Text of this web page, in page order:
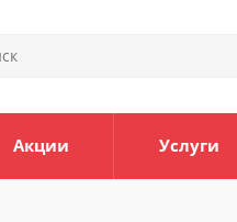
Акции Услуги